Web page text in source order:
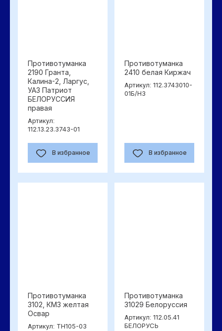
Противотуманка
2190 Гранта,
Калина-2, Ларгус,
УАЗ Патриот
БЕЛОРУССИЯ
правая
Артикул:
112.13.23.3743-01
В избранное
Противотуманка
2410 белая Киржач
Артикул: 112.3743010-
01Б/Н3
В избранное
Противотуманка
3102, КМЗ желтая
Освар
Артикул: ТН105-03
Противотуманка
31029 Белоруссия
Артикул: 112.05.41
БЕЛОРУСЬ